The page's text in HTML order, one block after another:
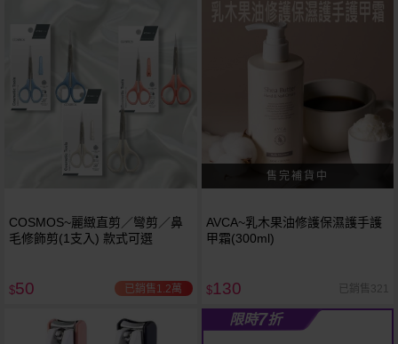
COSMOS~麗緻直剪／彎剪／鼻
毛修飾剪(1支入) 款式可選
$50 已銷售1.2萬
AVCA~乳木果油修護保濕護手護
甲霜(300ml)
$130 已銷售321
限時7折